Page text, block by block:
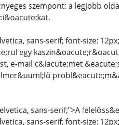
szempont: a legjobb
sans-serif; font-size:
egy
e-mail c&iacute;met
sans-serif;">A
sans-serif; font-size: